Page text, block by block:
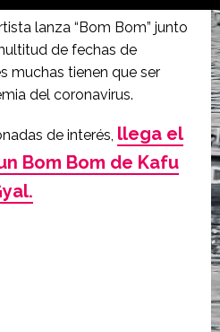
lanza “Bom Bom” junto
de fechas de
muchas tienen que ser
del coronavirus.
de interés, llega el
Bom Bom de Kafu